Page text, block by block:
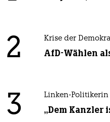
2 Krise der
AfD-Wählen
3 Linken-Politikerin
„Dem Kanzler